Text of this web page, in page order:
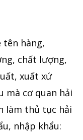
tên hàng,
chất lượng,
xuất xứ
mà cơ quan hải
làm thủ tục hải
nhập khẩu: